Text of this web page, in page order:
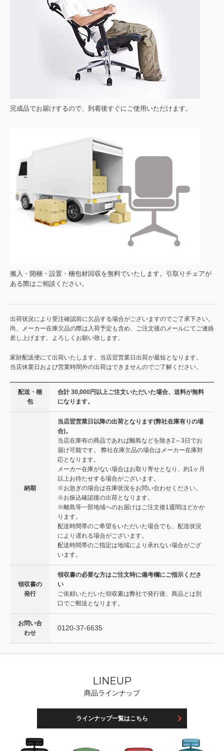
完成品でお届けするので、到着後すぐにご使用いただけます。
搬入・開梱・設置・梱包材回収を無料でいたします。引取りチェアが
ある際はご相談ください。
出荷状況により受注確認前に欠品する場合がございますのでご了承下さい。
尚、メーカー在庫欠品の際は入荷予定も含め、ご注文後のメールにてご連絡
差し上げます。よろしくお願い致します。
家財配送便にて出荷いたします。当店翌営業日出荷が最短となります。
当店休業日および営業時間外の出荷はできませんのでご了解ください。
配送・梱
包
合計 30,000円以上ご注文いただいた場合、送料が無料
になります。
納期
当店翌営業日以降の出荷となります(弊社在庫有りの場
合)。
当店在庫有の商品であれば離島などを除き2～3日でお
届け可能です。 弊社在庫欠品の場合はメーカー在庫対
応となります。
メーカー在庫がない場合はお取り寄せとなり、約1ヶ月
以上お待たせする場合がございます。
※お急ぎの場合は在庫状況をお問い合わせください。
※お振込確認後の出荷となります。
※離島等一部地域へのお届けはご注文後1週間ほどかか
ります。
配送時間帯のご希望をいただいた場合でも、配送状況
により遅れる場合がございます。
配送時間帯のご指定は地域により承れない場合がござ
います。
領収書の
発行
領収書の必要な方はご注文時に備考欄にご指示くださ
い
ご依頼いただいた領収書は弊社で発行後、商品とは別
口でご郵送となります。
お問い合
わせ
0120-37-6635
LINEUP
商品ラインナップ
ラインナップ一覧はこちら